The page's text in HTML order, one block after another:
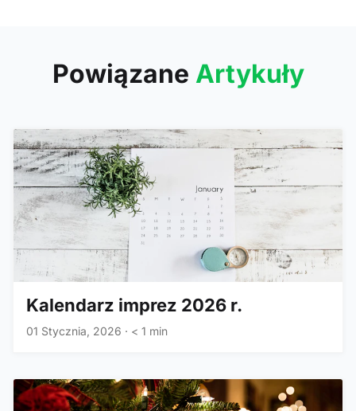
Powiązane Artykuły
Kalendarz imprez 2026 r.
01 Stycznia, 2026 · < 1 min